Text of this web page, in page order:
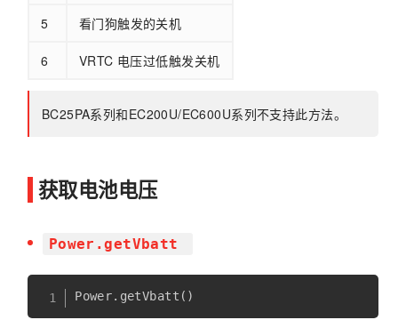
5 看门狗触发的关机
6 VRTC 电压过低触发关机
BC25PA系列和EC200U/EC600U系列不支持此方法。
获取电池电压
Power.getVbatt
Power. getVbatt ( )